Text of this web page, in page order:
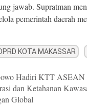
jawab. Supratman
pemerintah daerah
KOTA MAKASSAR
Hadiri KTT ASEAN
dan Ketahanan
Global